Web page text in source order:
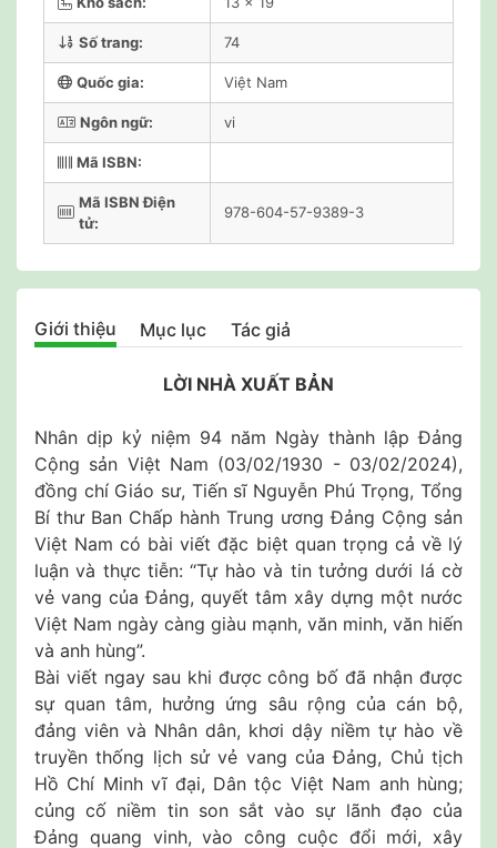
Số trang: 74
Quốc gia: Việt Nam
Ngôn ngữ: vi
Mã ISBN:
Mã ISBN Điện
tử:
978-604-57-9389-3
Giới thiệu Mục lục Tác giả
LỜI NHÀ XUẤT BẢN
Nhân dịp kỷ niệm 94 năm Ngày thành lập Đảng
Cộng sản Việt Nam (03/02/1930 - 03/02/2024),
đồng chí Giáo sư, Tiến sĩ Nguyễn Phú Trọng, Tổng
Bí thư Ban Chấp hành Trung ương Đảng Cộng sản
Việt Nam có bài viết đặc biệt quan trọng cả về lý
luận và thực tiễn: “Tự hào và tin tưởng dưới lá cờ
vẻ vang của Đảng, quyết tâm xây dựng một nước
Việt Nam ngày càng giàu mạnh, văn minh, văn hiến
và anh hùng”.
Bài viết ngay sau khi được công bố đã nhận được
sự quan tâm, hưởng ứng sâu rộng của cán bộ,
đảng viên và Nhân dân, khơi dậy niềm tự hào về
truyền thống lịch sử vẻ vang của Đảng, Chủ tịch
Hồ Chí Minh vĩ đại, Dân tộc Việt Nam anh hùng;
củng cố niềm tin son sắt vào sự lãnh đạo của
Đảng quang vinh, vào công cuộc đổi mới, xây